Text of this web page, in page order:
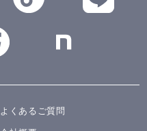
よくあるご質問